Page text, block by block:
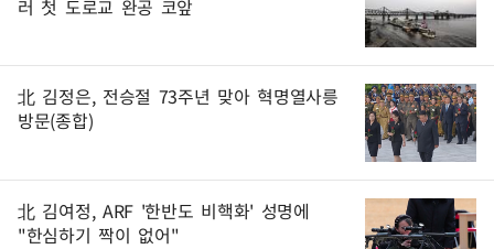
러 첫 도로교 완공 코앞
北 김정은, 전승절 73주년 맞아 혁명열사릉
방문(종합)
北 김여정, ARF '한반도 비핵화' 성명에
"한심하기 짝이 없어"